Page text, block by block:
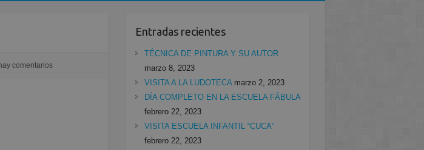
comentarios
Entradas recientes
TÉCNICA DE PINTURA Y SU AUTOR
marzo 8, 2023
VISITA A LA LUDOTECA marzo 2, 2023
DÍA COMPLETO EN LA ESCUELA FÁBULA
febrero 22, 2023
VISITA ESCUELA INFANTIL “CUCA”
febrero 22, 2023